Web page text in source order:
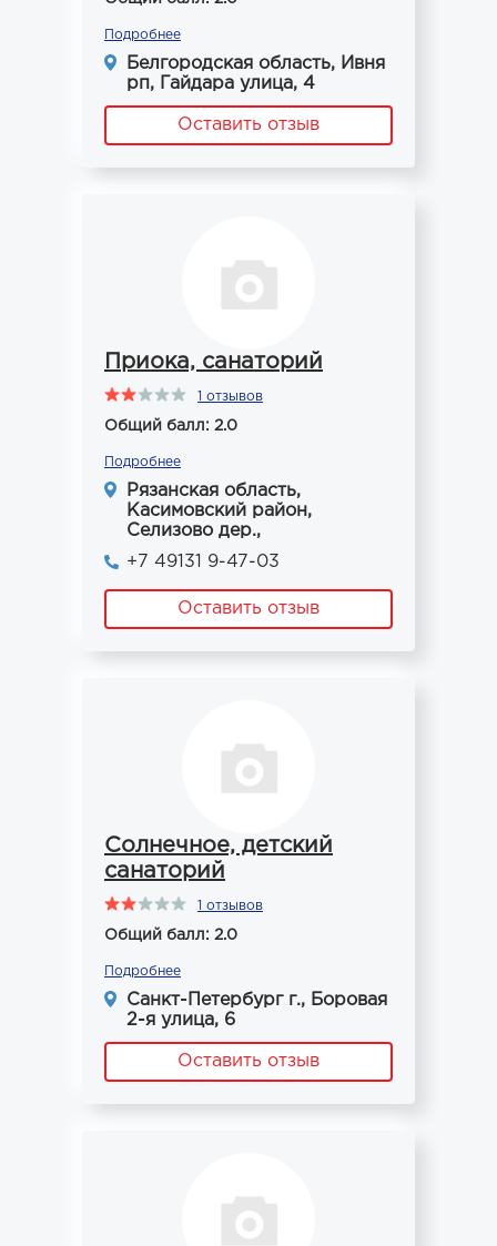
Подробнее
Белгородская область, Ивня
рп, Гайдара улица, 4
Оставить отзыв
Приока, санаторий
1 отзывов
Общий балл: 2.0
Подробнее
Рязанская область,
Касимовский район,
Селизово дер.,
+7 49131 9-47-03
Оставить отзыв
Солнечное, детский
санаторий
1 отзывов
Общий балл: 2.0
Подробнее
Санкт-Петербург г., Боровая
2-я улица, 6
Оставить отзыв